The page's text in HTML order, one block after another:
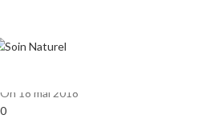
On 18 mai 2018
0